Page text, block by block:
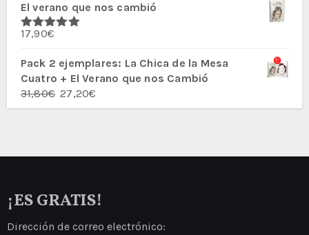
original
era:
actual
El verano que nos cambió
Valorado
5
17,90€
Pack 2 ejemplares: La Chica de la Mesa
Cuatro + El Verano que nos Cambió
31,80€ El
precio
31,80€.
27,20€
precio
27,20€.
¡ES GRATIS!
Dirección de correo electrónico: